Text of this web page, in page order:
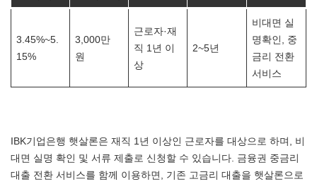
3.45%~5.
15%
3,000만
원
근로자·재
직 1년 이
상
2~5년
비대면 실
명확인, 중
금리 전환
서비스
IBK기업은행 햇살론은 재직 1년 이상인 근로자를 대상으로 하며, 비
대면 실명 확인 및 서류 제출로 신청할 수 있습니다. 금융권 중금리
대출 전환 서비스를 함께 이용하면, 기존 고금리 대출을 햇살론으로